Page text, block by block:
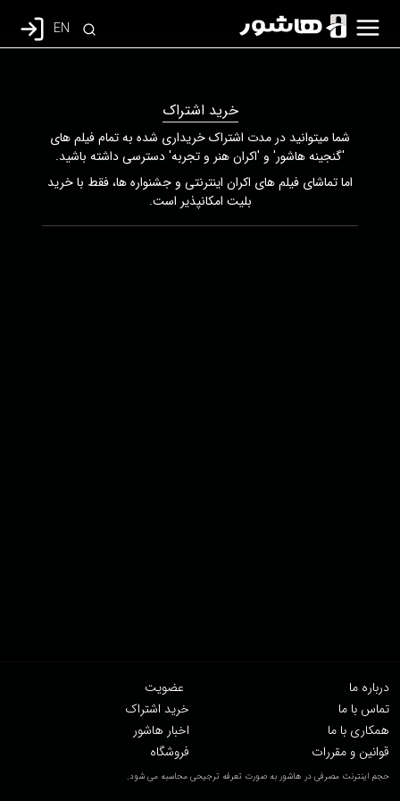
EN
خرید اشتراک
شما میتوانید در مدت اشتراک خریداری شده به تمام فیلم های
'گنجینه هاشور' و 'اکران هنر و تجربه' دسترسی داشته باشید.
اما تماشای فیلم های اکران اینترنتی و جشنواره ها، فقط با خرید
بلیت امکانپذیر است.
درباره ما
تماس با ما
همکاری با ما
قوانین و مقررات
عضویت
خرید اشتراک
اخبار هاشور
فروشگاه
حجم اینترنت مصرفی در هاشور به صورت تعرفه ترجیحی محاسبه می شود.